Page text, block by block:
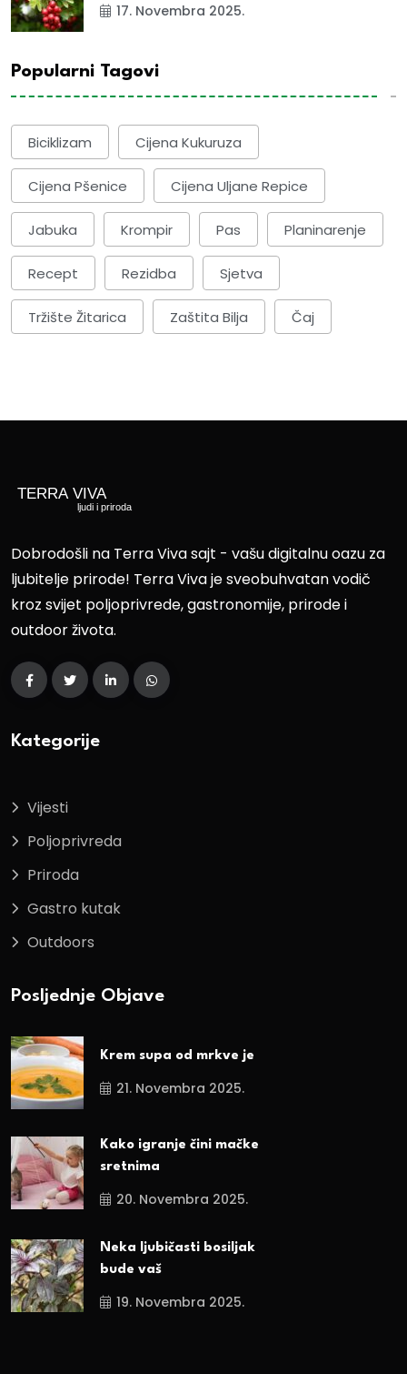
17. Novembra 2025.
Popularni Tagovi
Biciklizam Cijena Kukuruza
Cijena Pšenice Cijena Uljane Repice
Jabuka Krompir Pas Planinarenje
Recept Rezidba Sjetva
Tržište Žitarica Zaštita Bilja Čaj
Dobrodošli na Terra Viva sajt - vašu digitalnu oazu za
ljubitelje prirode! Terra Viva je sveobuhvatan vodič
kroz svijet poljoprivrede, gastronomije, prirode i
outdoor života.
Kategorije
Vijesti
Poljoprivreda
Priroda
Gastro kutak
Outdoors
Posljednje Objave
Krem supa od mrkve je
21. Novembra 2025.
Kako igranje čini mačke
sretnima
20. Novembra 2025.
Neka ljubičasti bosiljak
bude vaš
19. Novembra 2025.